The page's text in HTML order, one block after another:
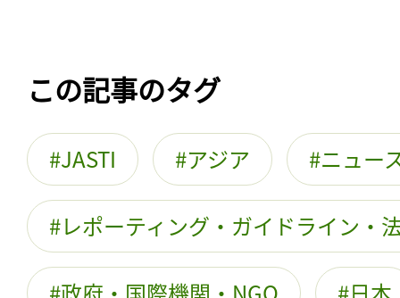
この記事のタグ
JASTI アジア ニュー
レポーティング・ガイドライン・